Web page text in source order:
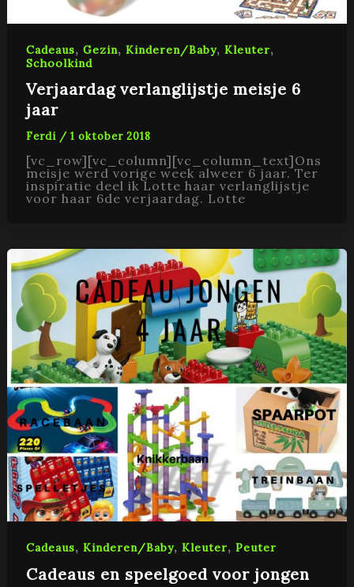
Cadeaus, Gezin, Kinderen/Baby, Kleuter,
Schoolkind
Verjaardag verlanglijstje meisje 6
jaar
Ferdi / 1 oktober 2018
[vc_row][vc_column][vc_column_text]Ons
meisje werd vorige week alweer 6 jaar. Ter
inspiratie deel ik Lotte haar verlanglijstje
voor haar 6de verjaardag. Lotte
Cadeaus, Kinderen/Baby, Kleuter, Peuter
Cadeaus en speelgoed voor jongen